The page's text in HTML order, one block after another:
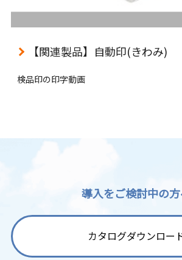
【関連製品】自動印(きわみ)
検品印の印字動画
導入をご検討中の
カタログダウンロー